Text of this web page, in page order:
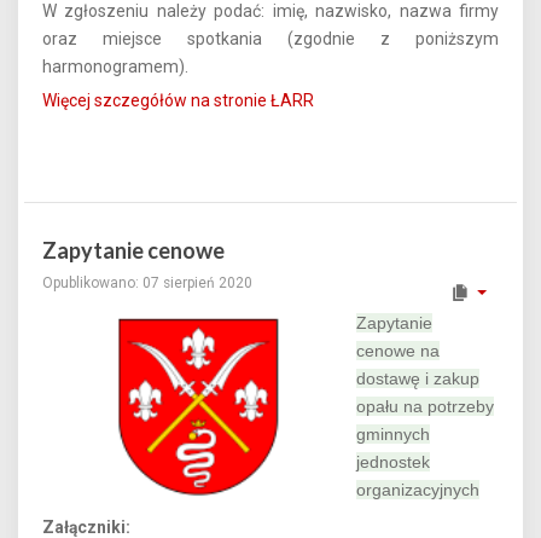
W zgłoszeniu należy podać: imię, nazwisko, nazwa firmy
oraz miejsce spotkania (zgodnie z poniższym
harmonogramem).
Więcej szczegółów na stronie ŁARR
Zapytanie cenowe
Opublikowano: 07 sierpień 2020
Zapytanie
cenowe na
dostawę i zakup
opału na potrzeby
gminnych
jednostek
organizacyjnych
Załączniki: